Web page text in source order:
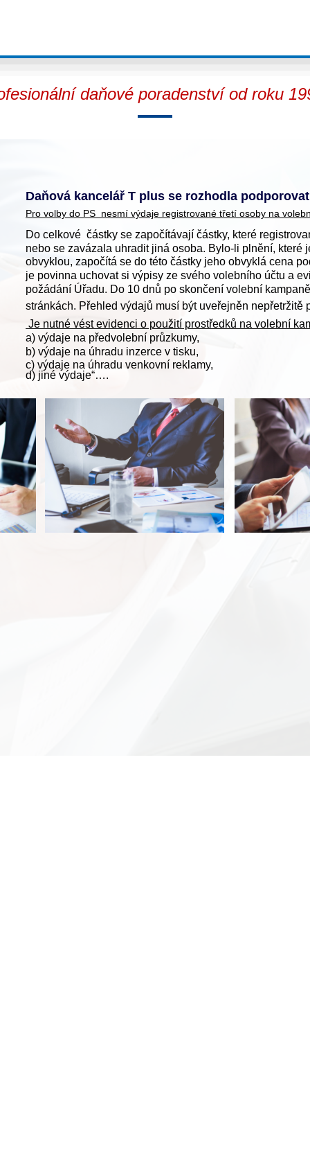
Daňová kancelář T plus se rozhodla
Pro volby do PS  nesmí výdaje registrované třetí osoby na
Do celkové  částky se započítávají částky, které
nebo se zavázala uhradit jiná osoba. Bylo-li plnění,
obvyklou, započítá se do této částky jeho obvyklá cena
je povinna uchovat si výpisy ze svého volebního účtu a
požádání Úřadu. Do 10 dnů po skončení volební
stránkách. Přehled výdajů musí být uveřejněn nepřetržitě
Je nutné vést evidenci o použití prostředků na volební
a) výdaje na předvolební průzkumy,
b) výdaje na úhradu inzerce v tisku,
c) výdaje na úhradu venkovní reklamy,
d) jiné výdaje“….
daňové poradenství od roku